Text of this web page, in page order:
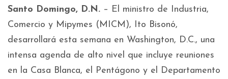
Santo Domingo, D.N. – El ministro de Industria,
Comercio y Mipymes (MICM), Ito Bisonó,
desarrollará esta semana en Washington, D.C., una
intensa agenda de alto nivel que incluye reuniones
en la Casa Blanca, el Pentágono y el Departamento